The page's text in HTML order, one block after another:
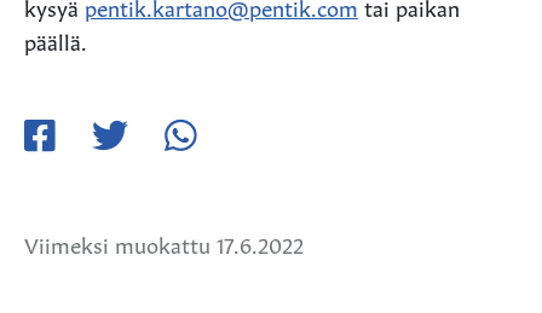
päällä.
Viimeksi muokattu 17.6.2022